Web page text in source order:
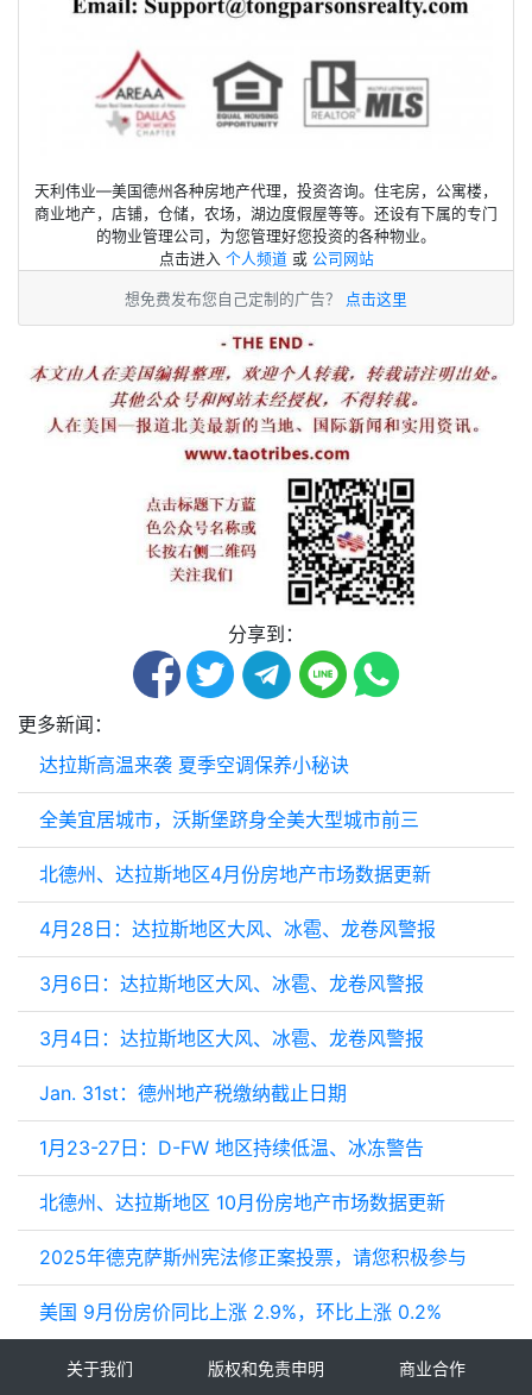
天利伟业—美国德州各种房地产代理，投资咨询。住宅房，公寓楼，
商业地产，店铺，仓储，农场，湖边度假屋等等。还设有下属的专门
的物业管理公司，为您管理好您投资的各种物业。
点击进入 个人频道 或 公司网站
想免费发布您自己定制的广告？ 点击这里
分享到：
更多新闻：
达拉斯高温来袭 夏季空调保养小秘诀
全美宜居城市，沃斯堡跻身全美大型城市前三
北德州、达拉斯地区4月份房地产市场数据更新
4月28日：达拉斯地区大风、冰雹、龙卷风警报
3月6日：达拉斯地区大风、冰雹、龙卷风警报
3月4日：达拉斯地区大风、冰雹、龙卷风警报
Jan. 31st：德州地产税缴纳截止日期
1月23-27日：D-FW 地区持续低温、冰冻警告
北德州、达拉斯地区 10月份房地产市场数据更新
2025年德克萨斯州宪法修正案投票，请您积极参与
美国 9月份房价同比上涨 2.9%，环比上涨 0.2%
关于我们 版权和免责申明 商业合作